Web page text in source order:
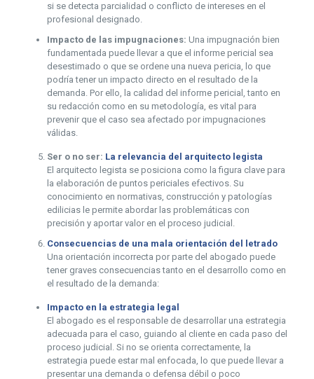
si se detecta parcialidad o conflicto de intereses en el
profesional designado.
Impacto de las impugnaciones: Una impugnación bien
fundamentada puede llevar a que el informe pericial sea
desestimado o que se ordene una nueva pericia, lo que
podría tener un impacto directo en el resultado de la
demanda. Por ello, la calidad del informe pericial, tanto en
su redacción como en su metodología, es vital para
prevenir que el caso sea afectado por impugnaciones
válidas.
Ser o no ser: La relevancia del arquitecto legista
El arquitecto legista se posiciona como la figura clave para
la elaboración de puntos periciales efectivos. Su
conocimiento en normativas, construcción y patologías
edilicias le permite abordar las problemáticas con
precisión y aportar valor en el proceso judicial.
Consecuencias de una mala orientación del letrado
Una orientación incorrecta por parte del abogado puede
tener graves consecuencias tanto en el desarrollo como en
el resultado de la demanda:
Impacto en la estrategia legal
El abogado es el responsable de desarrollar una estrategia
adecuada para el caso, guiando al cliente en cada paso del
proceso judicial. Si no se orienta correctamente, la
estrategia puede estar mal enfocada, lo que puede llevar a
presentar una demanda o defensa débil o poco